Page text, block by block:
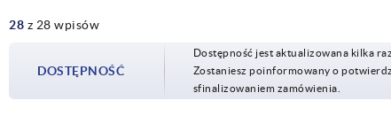
100
140
14H7
15H7
28 z 28 wpisów
DOSTĘPNOŚĆ
Dostępność jest aktualizowana kilka
Zostaniesz poinformowany o
sfinalizowaniem zamówienia.